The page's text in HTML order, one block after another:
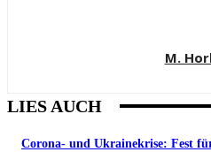
M.
LIES AUCH
Corona- und Ukrainekrise: Fest